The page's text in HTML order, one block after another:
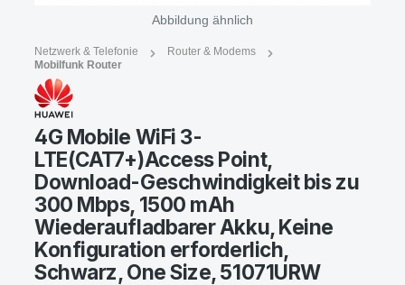
Abbildung ähnlich
Netzwerk & Telefonie
Router & Modems
Mobilfunk Router
4G Mobile WiFi 3-
LTE(CAT7+)Access Point,
Download-Geschwindigkeit bis zu
300 Mbps, 1500 mAh
Wiederaufladbarer Akku, Keine
Konfiguration erforderlich,
Schwarz, One Size, 51071URW